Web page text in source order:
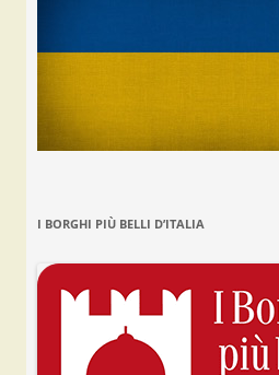
I BORGHI PIÙ BELLI D’ITALIA